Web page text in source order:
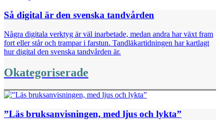
Så digital är den svenska tandvården
Några digitala verktyg är väl inarbetade, medan andra har växt fram
fort eller står och trampar i farstun. Tandläkartidningen har kartlagt
hur digital den svenska tandvården är.
Okategoriserade
”Läs bruksanvisningen, med ljus och lykta”